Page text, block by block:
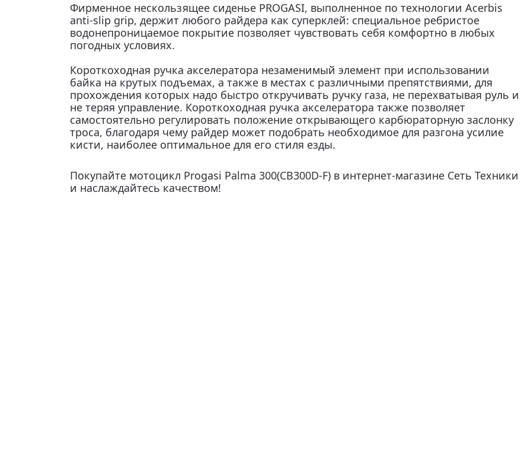
Фирменное нескользящее сиденье PROGASI, выполненное по технологии Acerbis
anti-slip grip, держит любого райдера как суперклей: специальное ребристое
водонепроницаемое покрытие позволяет чувствовать себя комфортно в любых
погодных условиях.
Короткоходная ручка акселератора незаменимый элемент при использовании
байка на крутых подъемах, а также в местах с различными препятствиями, для
прохождения которых надо быстро откручивать ручку газа, не перехватывая руль и
не теряя управление. Короткоходная ручка акселератора также позволяет
самостоятельно регулировать положение открывающего карбюраторную заслонку
троса, благодаря чему райдер может подобрать необходимое для разгона усилие
кисти, наиболее оптимальное для его стиля езды.
Покупайте мотоцикл Progasi Palma 300(CB300D-F) в интернет-магазине Сеть Техники
и наслаждайтесь качеством!